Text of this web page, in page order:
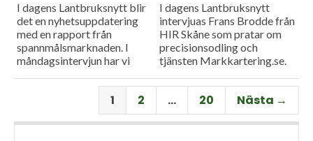
I dagens Lantbruksnytt blir
det en nyhetsuppdatering
med en rapport från
spannmålsmarknaden. I
måndagsintervjun har vi
Per Larsson som idag har
rollen som senior advisor på
I dagens Lantbruksnytt
intervjuas Frans Brodde från
HIR Skåne som pratar om
precisionsodling och
tjänsten Markkartering.se.
nyhetsuppdatering med en
rapport från
spannmålsmarknaden.
1 2 … 20 Nästa →